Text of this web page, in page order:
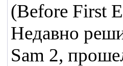
(Before First
Недавно
Sam 2,